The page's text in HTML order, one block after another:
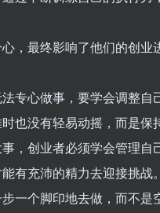
，最终影响了他们的创
专心做事，要学会调整
也没有轻易动摇，而是保
，创业者必须学会管理自
有充沛的精力去迎接挑战。
一个脚印地去做，而不